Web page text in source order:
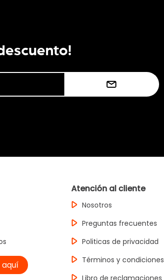
Atención al cliente
Nosotros
Preguntas frecuentes
Politicas de privacidad
Términos y condiciones
Libro de reclamaciones